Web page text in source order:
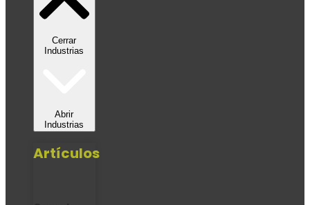
Cerrar
Industrias
Abrir
Industrias
Artículos